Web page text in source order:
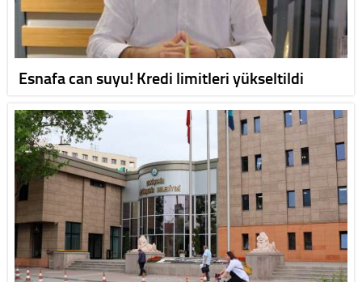
Esnafa can suyu! Kredi limitleri yükseltildi